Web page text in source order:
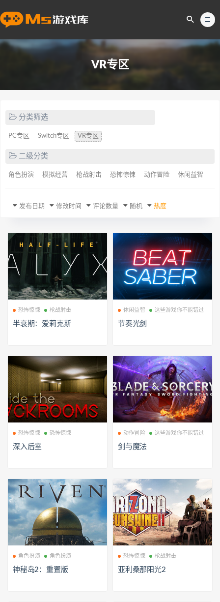
VR专区
分类筛选
PC专区 Switch专区 VR专区
二级分类
角色扮演 模拟经营 枪战射击 恐怖惊悚 动作冒险 休闲益智
发布日期 修改时间 评论数量 随机 热度
恐怖惊悚 枪战射击
半衰期：爱莉克斯
休闲益智 这些游戏你不能错过
节奏光剑
恐怖惊悚 恐怖惊悚
深入后室
动作冒险 这些游戏你不能错过
剑与魔法
角色扮演 角色扮演
神秘岛2：重置版
恐怖惊悚 枪战射击
亚利桑那阳光2